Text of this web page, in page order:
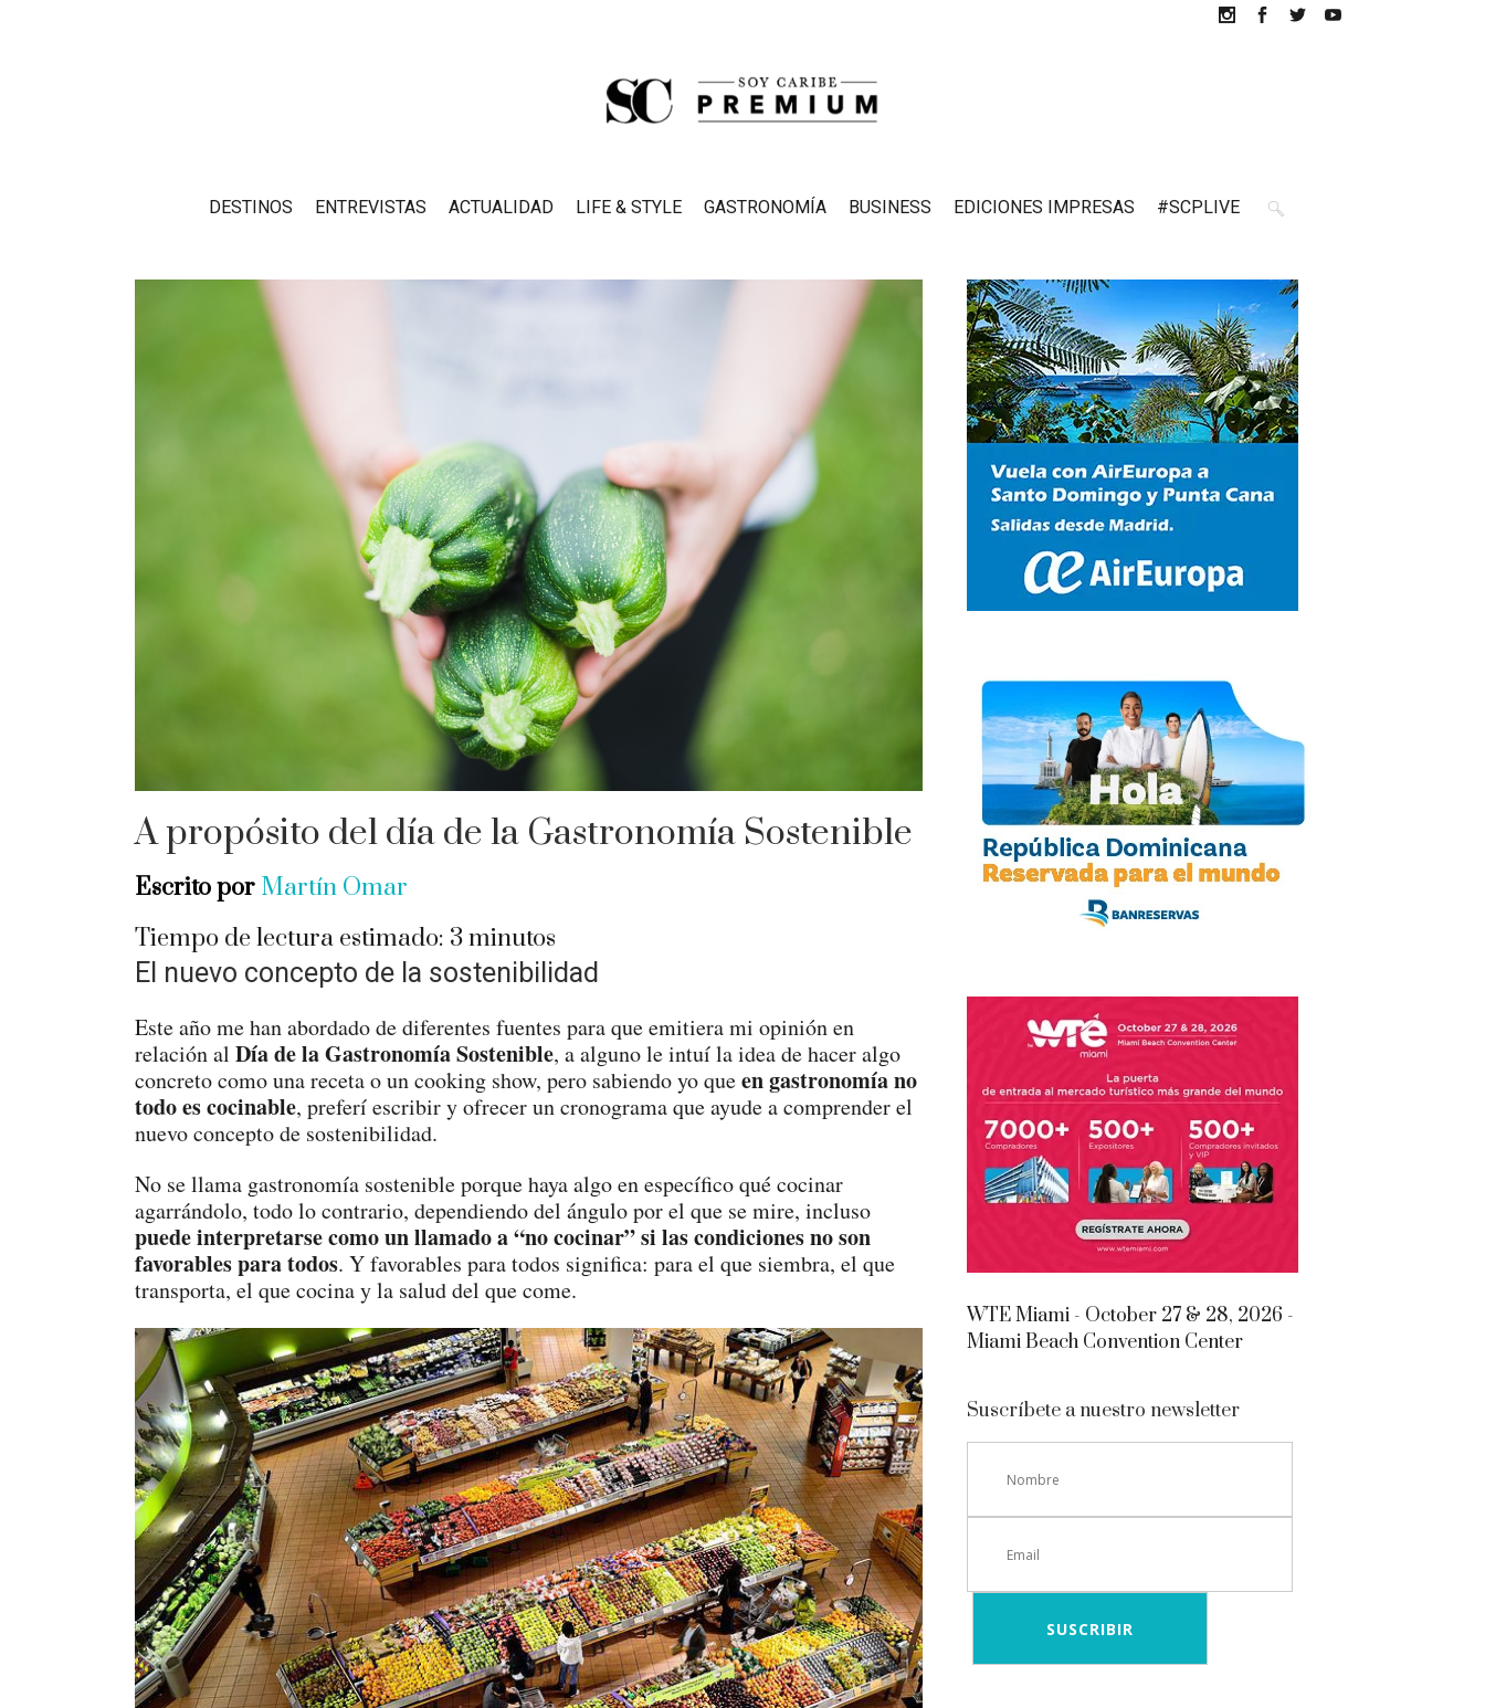
DESTINOS ENTREVISTAS ACTUALIDAD LIFE & STYLE GASTRONOMÍA BUSINESS EDICIONES IMPRESAS #SCPLIVE
A propósito del día de la Gastronomía Sostenible
Escrito por Martín Omar
Tiempo de lectura estimado: 3minutos
El nuevo concepto de la sostenibilidad
Este año me han abordado de diferentes fuentes para que emitiera mi opinión en
relación al Día de la Gastronomía Sostenible, a alguno le intuí la idea de hacer algo
concreto como una receta o un cooking show, pero sabiendo yo queen gastronomía no
todo es cocinable, preferí escribir y ofrecer un cronograma que ayude a comprender el
nuevo concepto de sostenibilidad.
No se llama gastronomía sostenible porque haya algo en específico qué cocinar
agarrándolo, todo lo contrario, dependiendo del ángulo por el que se mire, incluso
puede interpretarse como un llamado a “no cocinar” si las condiciones no son
favorables para todos. Y favorables para todos significa: para el que siembra, el que
transporta, el que cocina y la salud del que come.
WTE Miami - October 27 & 28, 2026 -
Miami Beach Convention Center
Suscríbete a nuestro newsletter